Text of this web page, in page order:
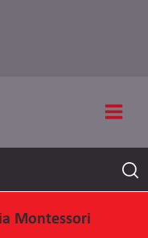
Montessori